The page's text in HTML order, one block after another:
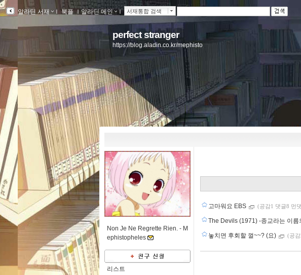
알라딘 서재 ｌ 북플 ｌ 알라딘 메인 ｌ 서재통합 검색
perfect stranger
https://blog.aladin.co.kr/mephisto
Non Je Ne Regrette Rien. - M
ephistopheles
리스트
고마워요 EBS (공감1 댓글8 먼
The Devils (1971) -종교라는 이름
놓치면 후회할 껄~~? (요) (공